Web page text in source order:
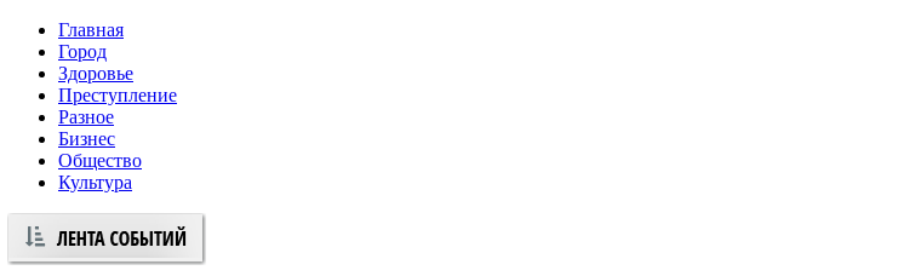
Главная
Город
Здоровье
Преступление
Разное
Бизнес
Общество
Культура